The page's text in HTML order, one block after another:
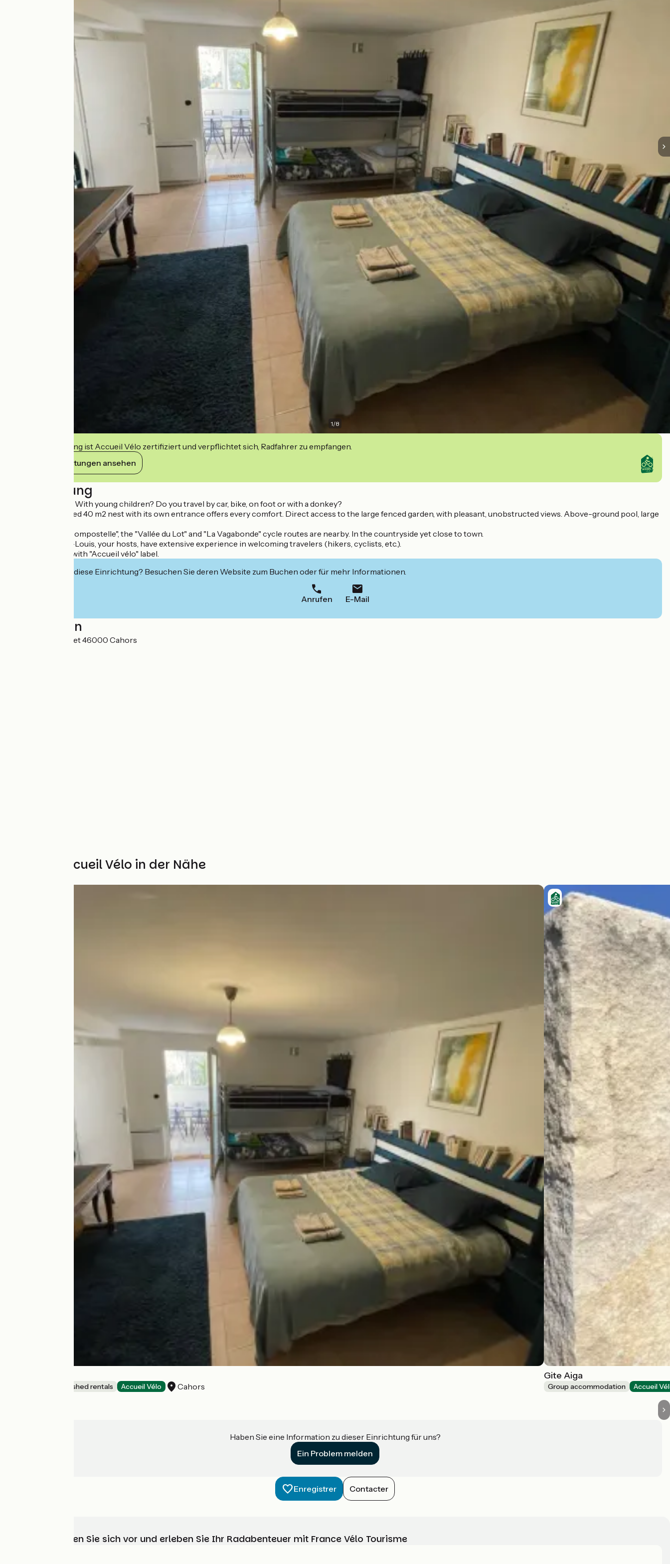
1/8
Diese Einrichtung ist Accueil Vélo zertifiziert und verpflichtet sich, Radfahrer zu empfangen.
Ihre Verpflichtungen ansehen
Beschreibung
Are you a couple? With young children? Do you travel by car, bike, on foot or with a donkey?
This well-appointed 40 m2 nest with its own entrance offers every comfort. Direct access to the large fenced garden, with pleasant, unobstructed views. Above-ground pool, large
The "Chemin de Compostelle", the "Vallée du Lot" and "La Vagabonde" cycle routes are nearby. In the countryside yet close to town.
Françoise & Jean-Louis, your hosts, have extensive experience in welcoming travelers (hikers, cyclists, etc.).
Accommodation with "Accueil vélo" label.
Interessiert Sie diese Einrichtung? Besuchen Sie deren Website zum Buchen oder für mehr Informationen.
Anrufen E-Mail
Localisation
865 Côte de Nouret 46000 Cahors
Weitere Accueil Vélo in der Nähe
Lodgings and furnished rentals Accueil Vélo Cahors
Gite Aiga
Group accommodation Accueil
Haben Sie eine Information zu dieser Einrichtung für uns?
Ein Problem melden
Enregistrer Contacter
Wählen, bereiten Sie sich vor und erleben Sie Ihr Radabenteuer mit France Vélo Tourisme